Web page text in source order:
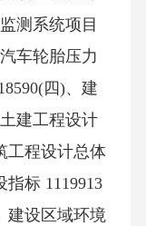
测系统项目
车轮胎压力
四)、建
建工程设计
工程设计总体
指标 1119913
建设区域环境